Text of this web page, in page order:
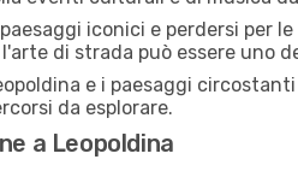
iconici e perdersi per
di strada può essere uno
e i paesaggi
da esplorare.
a Leopoldina